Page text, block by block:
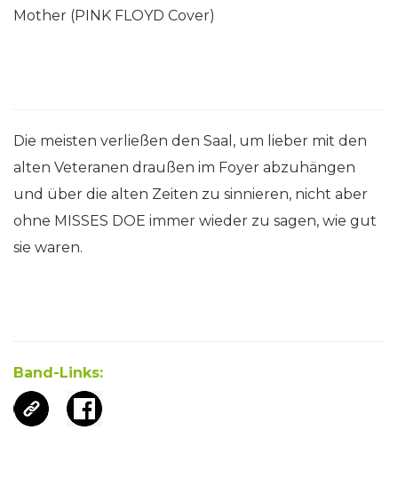
Mother (PINK FLOYD Cover)
Die meisten verließen den Saal, um lieber mit den
alten Veteranen draußen im Foyer abzuhängen
und über die alten Zeiten zu sinnieren, nicht aber
ohne MISSES DOE immer wieder zu sagen, wie gut
sie waren.
Band-Links: